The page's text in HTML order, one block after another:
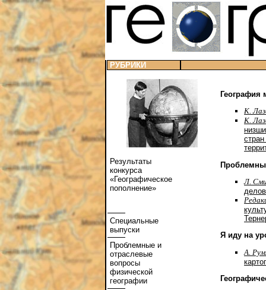
РУБРИКИ
Результаты
конкурса
«Географическое
пополнение»
Специальные
выпуски
Проблемные и
отраслевые
вопросы
физической
географии
География
К.
К.
Л.
Я иду на
А.